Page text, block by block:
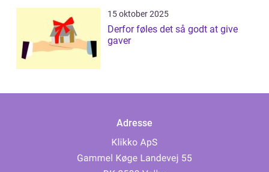
15 oktober 2025
Derfor føles det så godt at give
gaver
Adresse